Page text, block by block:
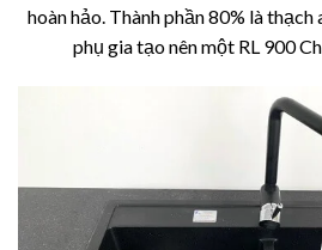
hoàn hảo. Thành phần 80% là
phụ gia tạo nên một RL 900